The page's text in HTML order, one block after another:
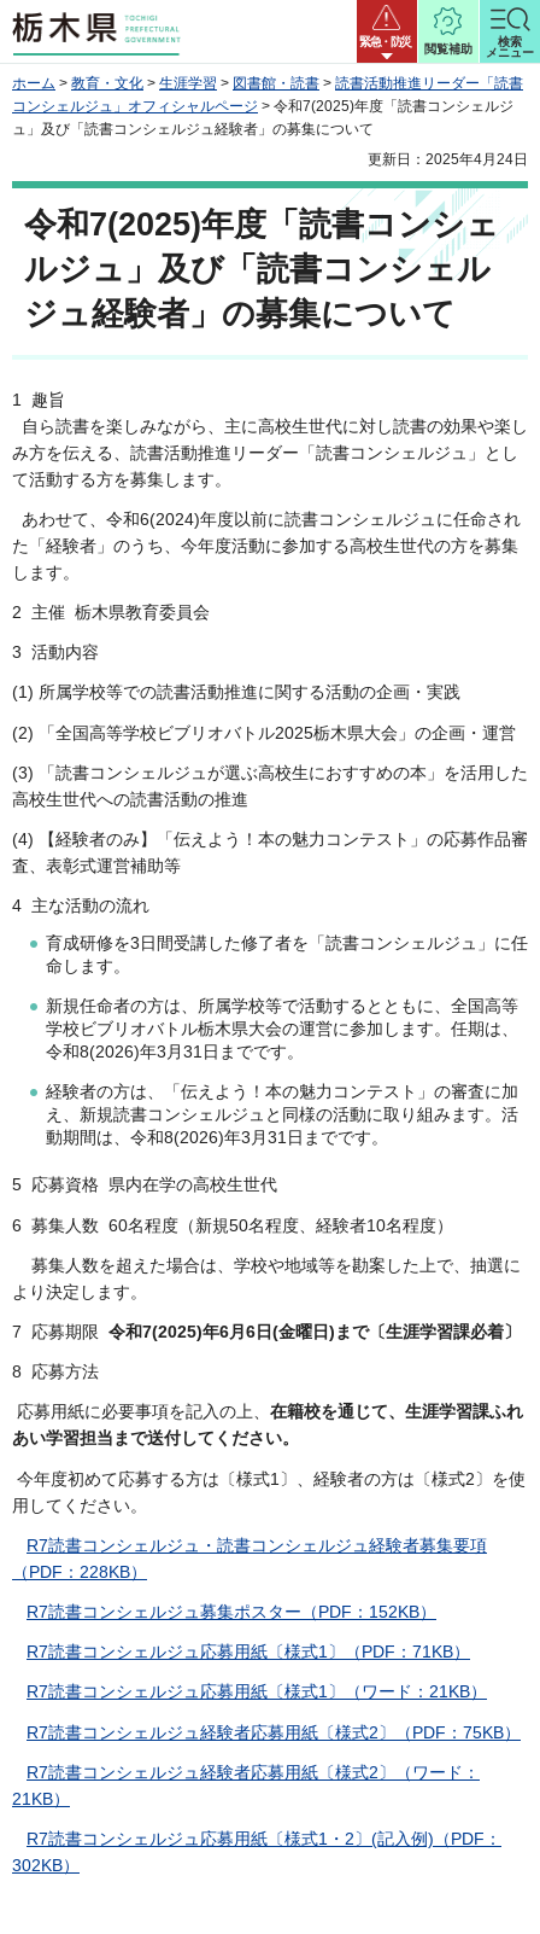
栃木県 緊急・防災
閲覧補助
検索
メニュー
ホーム > 教育・文化 > 生涯学習 > 図書館・読書 > 読書活動推進リーダー「読書
コンシェルジュ」オフィシャルページ > 令和7(2025)年度「読書コンシェルジ
ュ」及び「読書コンシェルジュ経験者」の募集について
更新日：2025年4月24日
令和7(2025)年度「読書コンシェ
ルジュ」及び「読書コンシェル
ジュ経験者」の募集について
1 趣旨
自ら読書を楽しみながら、主に高校生世代に対し読書の効果や楽し
み方を伝える、読書活動推進リーダー「読書コンシェルジュ」とし
て活動する方を募集します。
あわせて、令和6(2024)年度以前に読書コンシェルジュに任命され
た「経験者」のうち、今年度活動に参加する高校生世代の方を募集
します。
2 主催 栃木県教育委員会
3 活動内容
(1) 所属学校等での読書活動推進に関する活動の企画・実践
(2) 「全国高等学校ビブリオバトル2025栃木県大会」の企画・運営
(3) 「読書コンシェルジュが選ぶ高校生におすすめの本」を活用した
高校生世代への読書活動の推進
(4) 【経験者のみ】「伝えよう！本の魅力コンテスト」の応募作品審
査、表彰式運営補助等
4 主な活動の流れ
育成研修を3日間受講した修了者を「読書コンシェルジュ」に任
命します。
新規任命者の方は、所属学校等で活動するとともに、全国高等
学校ビブリオバトル栃木県大会の運営に参加します。任期は、
令和8(2026)年3月31日までです。
経験者の方は、「伝えよう！本の魅力コンテスト」の審査に加
え、新規読書コンシェルジュと同様の活動に取り組みます。活
動期間は、令和8(2026)年3月31日までです。
5 応募資格 県内在学の高校生世代
6 募集人数 60名程度（新規50名程度、経験者10名程度）
募集人数を超えた場合は、学校や地域等を勘案した上で、抽選に
より決定します。
7 応募期限 令和7(2025)年6月6日(金曜日)まで〔生涯学習課必着〕
8 応募方法
応募用紙に必要事項を記入の上、 在籍校を通じて、生涯学習課ふれ
あい学習担当まで送付してください。
今年度初めて応募する方は〔様式1〕、経験者の方は〔様式2〕を使
用してください。
R7読書コンシェルジュ・読書コンシェルジュ経験者募集要項
（PDF：228KB）
R7読書コンシェルジュ募集ポスター（PDF：152KB）
R7読書コンシェルジュ応募用紙〔様式1〕（PDF：71KB）
R7読書コンシェルジュ応募用紙〔様式1〕（ワード：21KB）
R7読書コンシェルジュ経験者応募用紙〔様式2〕（PDF：75KB）
R7読書コンシェルジュ経験者応募用紙〔様式2〕（ワード：
21KB）
R7読書コンシェルジュ応募用紙〔様式1・2〕(記入例)（PDF：
302KB）